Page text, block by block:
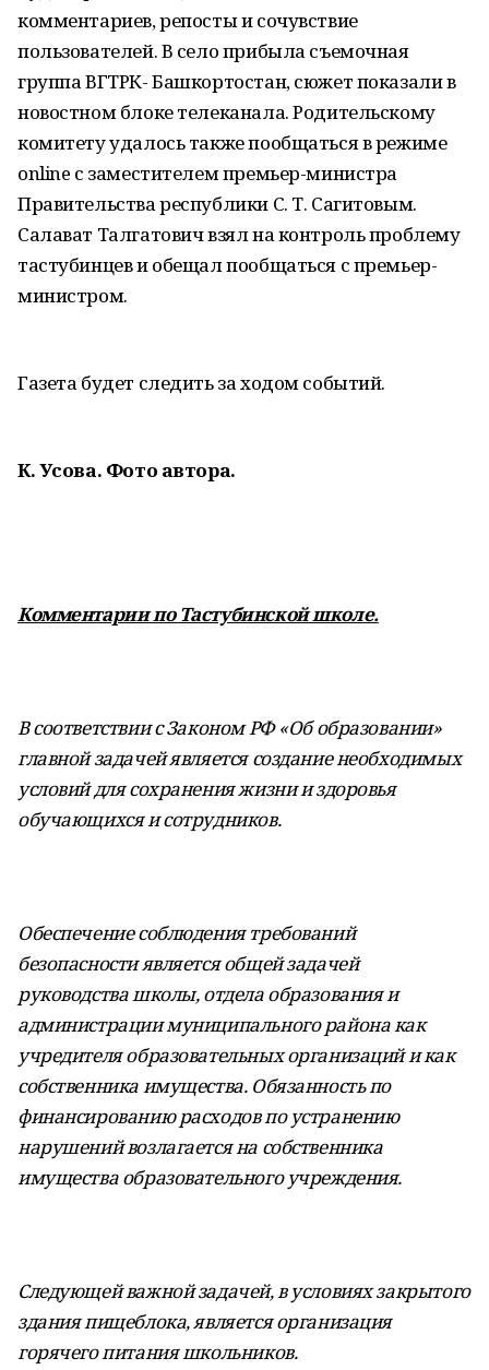
комментариев, репосты и сочувствие
пользователей. В село прибыла съемочная
группа ВГТРК- Башкортостан, сюжет показали в
новостном блоке телеканала. Родительскому
комитету удалось также пообщаться в режиме
online с заместителем премьер-министра
Правительства республики С. Т. Сагитовым.
Салават Талгатович взял на контроль проблему
тастубинцев и обещал пообщаться с премьер-
министром.
Газета будет следить за ходом событий.
К. Усова. Фото автора.
Комментарии по Тастубинской школе.
В соответствии с Законом РФ «Об образовании»
главной задачей является создание необходимых
условий для сохранения жизни и здоровья
обучающихся и сотрудников.
Обеспечение соблюдения требований
безопасности является общей задачей
руководства школы, отдела образования и
администрации муниципального района как
учредителя образовательных организаций и как
собственника имущества. Обязанность по
финансированию расходов по устранению
нарушений возлагается на собственника
имущества образовательного учреждения.
Следующей важной задачей, в условиях закрытого
здания пищеблока, является организация
горячего питания школьников.